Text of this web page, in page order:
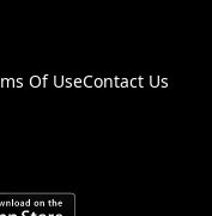
Of UseContact Us